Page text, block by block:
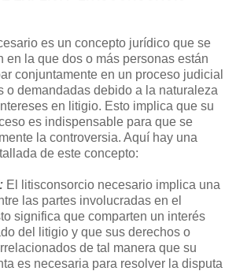
es un concepto jurídico que se
en la que dos o más personas están
conjuntamente en un proceso judicial
o demandadas debido a la naturaleza
en litigio. Esto implica que su
es indispensable para que se
la controversia. Aquí hay una
de este concepto:
El litisconsorcio necesario implica una
las partes involucradas en el
significa que comparten un interés
del litigio y que sus derechos o
de tal manera que su
es necesaria para resolver la disputa